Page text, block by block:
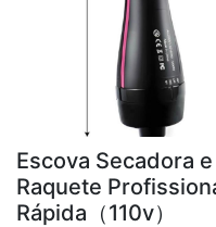
Escova Secadora
Raquete
Rápida（110v）